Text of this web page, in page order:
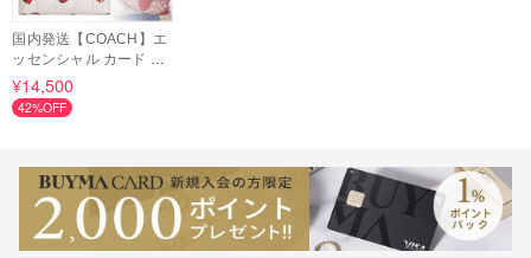
国内発送【COACH】エ
ッセンシャル カード ケ
ース ハート
¥14,500
42%OFF